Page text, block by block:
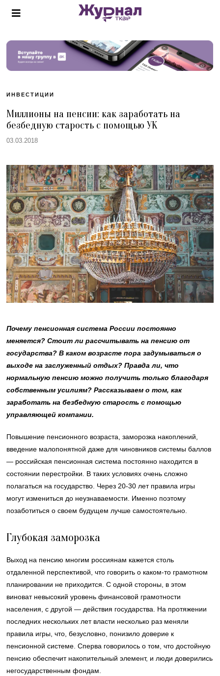
ИНВЕСТИЦИИ
Миллионы на пенсии: как заработать на
безбедную старость с помощью УК
03.03.2018
Почему пенсионная система России постоянно
меняется? Стоит ли рассчитывать на пенсию от
государства? В каком возрасте пора задумываться о
выходе на заслуженный отдых? Правда ли, что
нормальную пенсию можно получить только благодаря
собственным усилиям? Рассказываем о том, как
заработать на безбедную старость с помощью
управляющей компании.
Повышение пенсионного возраста, заморозка накоплений,
введение малопонятной даже для чиновников системы баллов
— российская пенсионная система постоянно находится в
состоянии перестройки. В таких условиях очень сложно
полагаться на государство. Через 20-30 лет правила игры
могут измениться до неузнаваемости. Именно поэтому
позаботиться о своем будущем лучше самостоятельно.
Глубокая заморозка
Выход на пенсию многим россиянам кажется столь
отдаленной перспективой, что говорить о каком-то грамотном
планировании не приходится. С одной стороны, в этом
виноват невысокий уровень финансовой грамотности
населения, с другой — действия государства. На протяжении
последних нескольких лет власти несколько раз меняли
правила игры, что, безусловно, понизило доверие к
пенсионной системе. Сперва говорилось о том, что достойную
пенсию обеспечит накопительный элемент, и люди доверились
негосударственным фондам.